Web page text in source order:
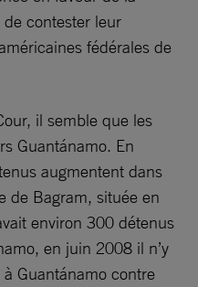
contester leur
fédérales de
il semble que les
Guantánamo. En
augmentent dans
de Bagram, située en
environ 300 détenus
en juin 2008 il n’y
Guantánamo contre